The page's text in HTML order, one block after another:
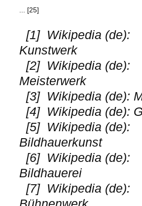
... [25]
[1] Wikipedia (de):
Kunstwerk
[2] Wikipedia (de):
Meisterwerk
[3] Wikipedia (de):
[4] Wikipedia (de):
[5] Wikipedia (de):
Bildhauerkunst
[6] Wikipedia (de):
Bildhauerei
[7] Wikipedia (de):